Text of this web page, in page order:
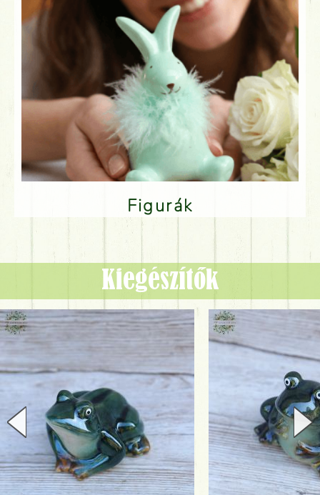
Figurák
Kiegészítők